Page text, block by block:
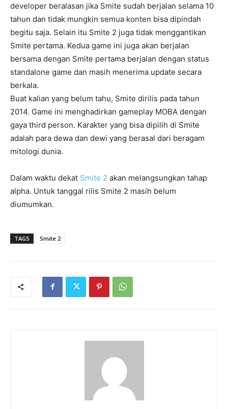
developer beralasan jika Smite sudah berjalan selama 10
tahun dan tidak mungkin semua konten bisa dipindah
begitu saja. Selain itu Smite 2 juga tidak menggantikan
Smite pertama. Kedua game ini juga akan berjalan
bersama dengan Smite pertama berjalan dengan status
standalone game dan masih menerima update secara
berkala.
Buat kalian yang belum tahu, Smite dirilis pada tahun
2014. Game ini menghadirkan gameplay MOBA dengan
gaya third person. Karakter yang bisa dipilih di Smite
adalah para dewa dan dewi yang berasal dari beragam
mitologi dunia.
Dalam waktu dekat Smite 2 akan melangsungkan tahap
alpha. Untuk tanggal rilis Smite 2 masih belum
diumumkan.
TAGS Smite 2